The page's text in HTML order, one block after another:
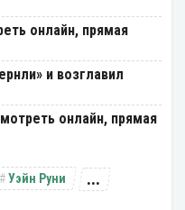
онлайн, прямая
и возглавил
онлайн, прямая
Уэйн Руни ...